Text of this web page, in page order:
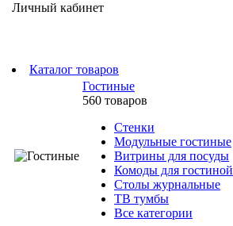
Личный кабинет
Каталог товаров
Гостиные
560 товаров
Стенки
Модульные гостиные
Витрины для посуды
Комоды для гостиной
Столы журнальные
ТВ тумбы
Все категории